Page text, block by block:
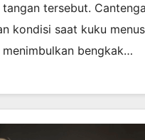
tersebut.
kondisi saat kuku
bengkak…